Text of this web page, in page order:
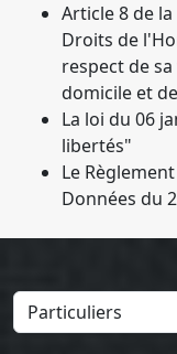
Article 8 de
Droits de
respect de
domicile et
La loi du 06
libertés"
Le
Données du